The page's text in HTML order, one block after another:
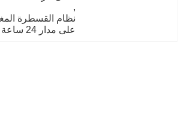
,
على مدار 24 ساعة